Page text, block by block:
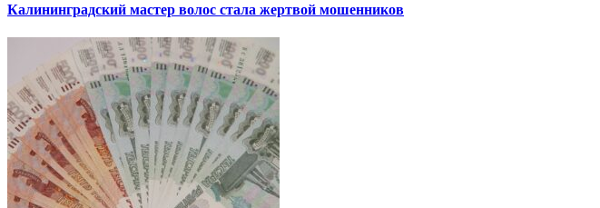
Калининградский мастер волос стала жертвой мошенников